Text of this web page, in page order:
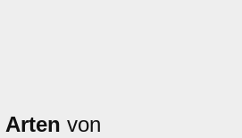
Arten von